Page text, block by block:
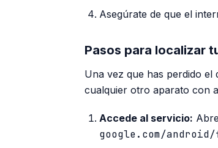
Asegúrate de que el
Pasos para localizar
Una vez que has perdido el
cualquier otro aparato con
Accede al servicio:
google.com/